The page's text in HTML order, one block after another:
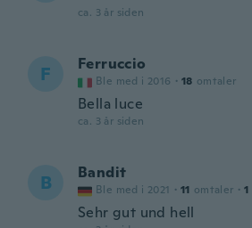
ca. 3 år siden
F Ferruccio
Ble med i 2016 · 18 omtaler
Bella luce
ca. 3 år siden
B Bandit
Ble med i 2021 · 11 omtaler · 1
Sehr gut und hell